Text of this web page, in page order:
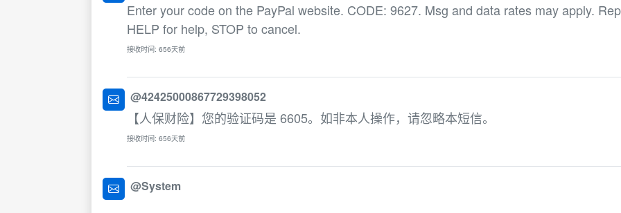
Enter your code on the PayPal website. CODE: 9627. Msg and data rates may apply.
HELP for help, STOP to cancel.
接收时间: 656天前
@42425000867729398052
【人保财险】您的验证码是 6605。如非本人操作，请忽略本短信。
接收时间: 656天前
@System